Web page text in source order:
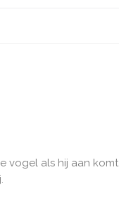
vogel als hij aan komt